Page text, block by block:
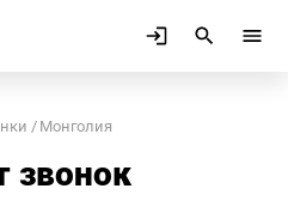
Монголия
звонок